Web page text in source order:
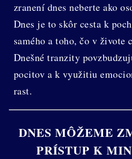
zranení dnes neberte ako
Dnes je to skôr cesta k
samého a toho, čo v živote
Dnešné tranzity
pocitov a k využitiu
rast.
DNES MÔŽEME
PRÍSTUP K